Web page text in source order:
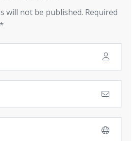
will not be published. Required